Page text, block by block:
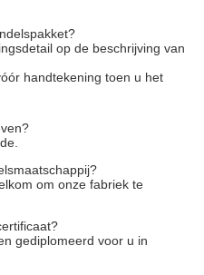
op de beschrijving van
handtekening toen u het
om onze fabriek te
gediplomeerd voor u in